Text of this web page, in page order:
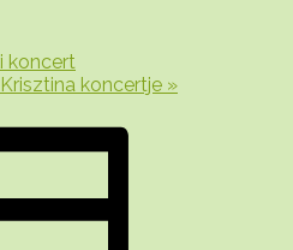
koncert
koncertje »